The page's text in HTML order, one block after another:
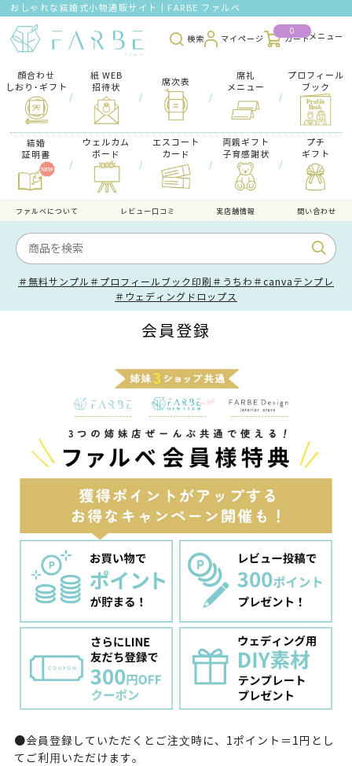
おしゃれな結婚式小物通販サイト｜FARBE ファルベ
検索 マイページ
0
カート
顔合わせ
しおり･ギフト
/
紙 WEB
招待状
/
席次表
/
席礼
メニュー
/
プロフィール
ブック
結婚
証明書
/
ウェルカム
ボード
/
エスコート
カード
/
両親ギフト
子育感謝状
/
プチ
ギフト
ファルべについて レビュー口コミ 実店舗情報 問い合わせ
＃無料サンプル ＃プロフィールブック印刷 ＃うちわ ＃canvaテンプレ
＃ウェディングドロップス
会員登録
●会員登録していただくとご注⽂時に、1ポイント＝1円とし
てご利⽤いただけます。